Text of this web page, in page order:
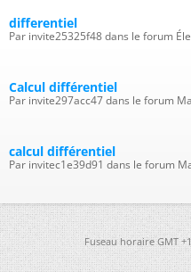
differentiel
Par invite25325f48 dans le forum
Calcul différentiel
Par invite297acc47 dans le forum
calcul différentiel
Par invitec1e39d91 dans le forum
Fuseau horaire GMT